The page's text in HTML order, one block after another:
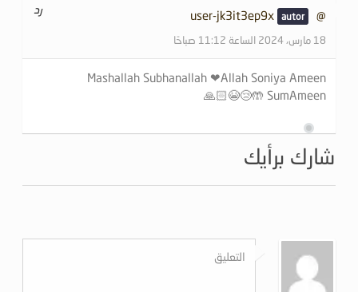
@user-jk3it3ep9x
18 مارس، 2024 الساعة 11:12 صباحًا
رد
Mashallah Subhanallah ❤Allah Soniya Ameen
SumAmeen 🤲😢😭🙏🏻
شارك برأيك